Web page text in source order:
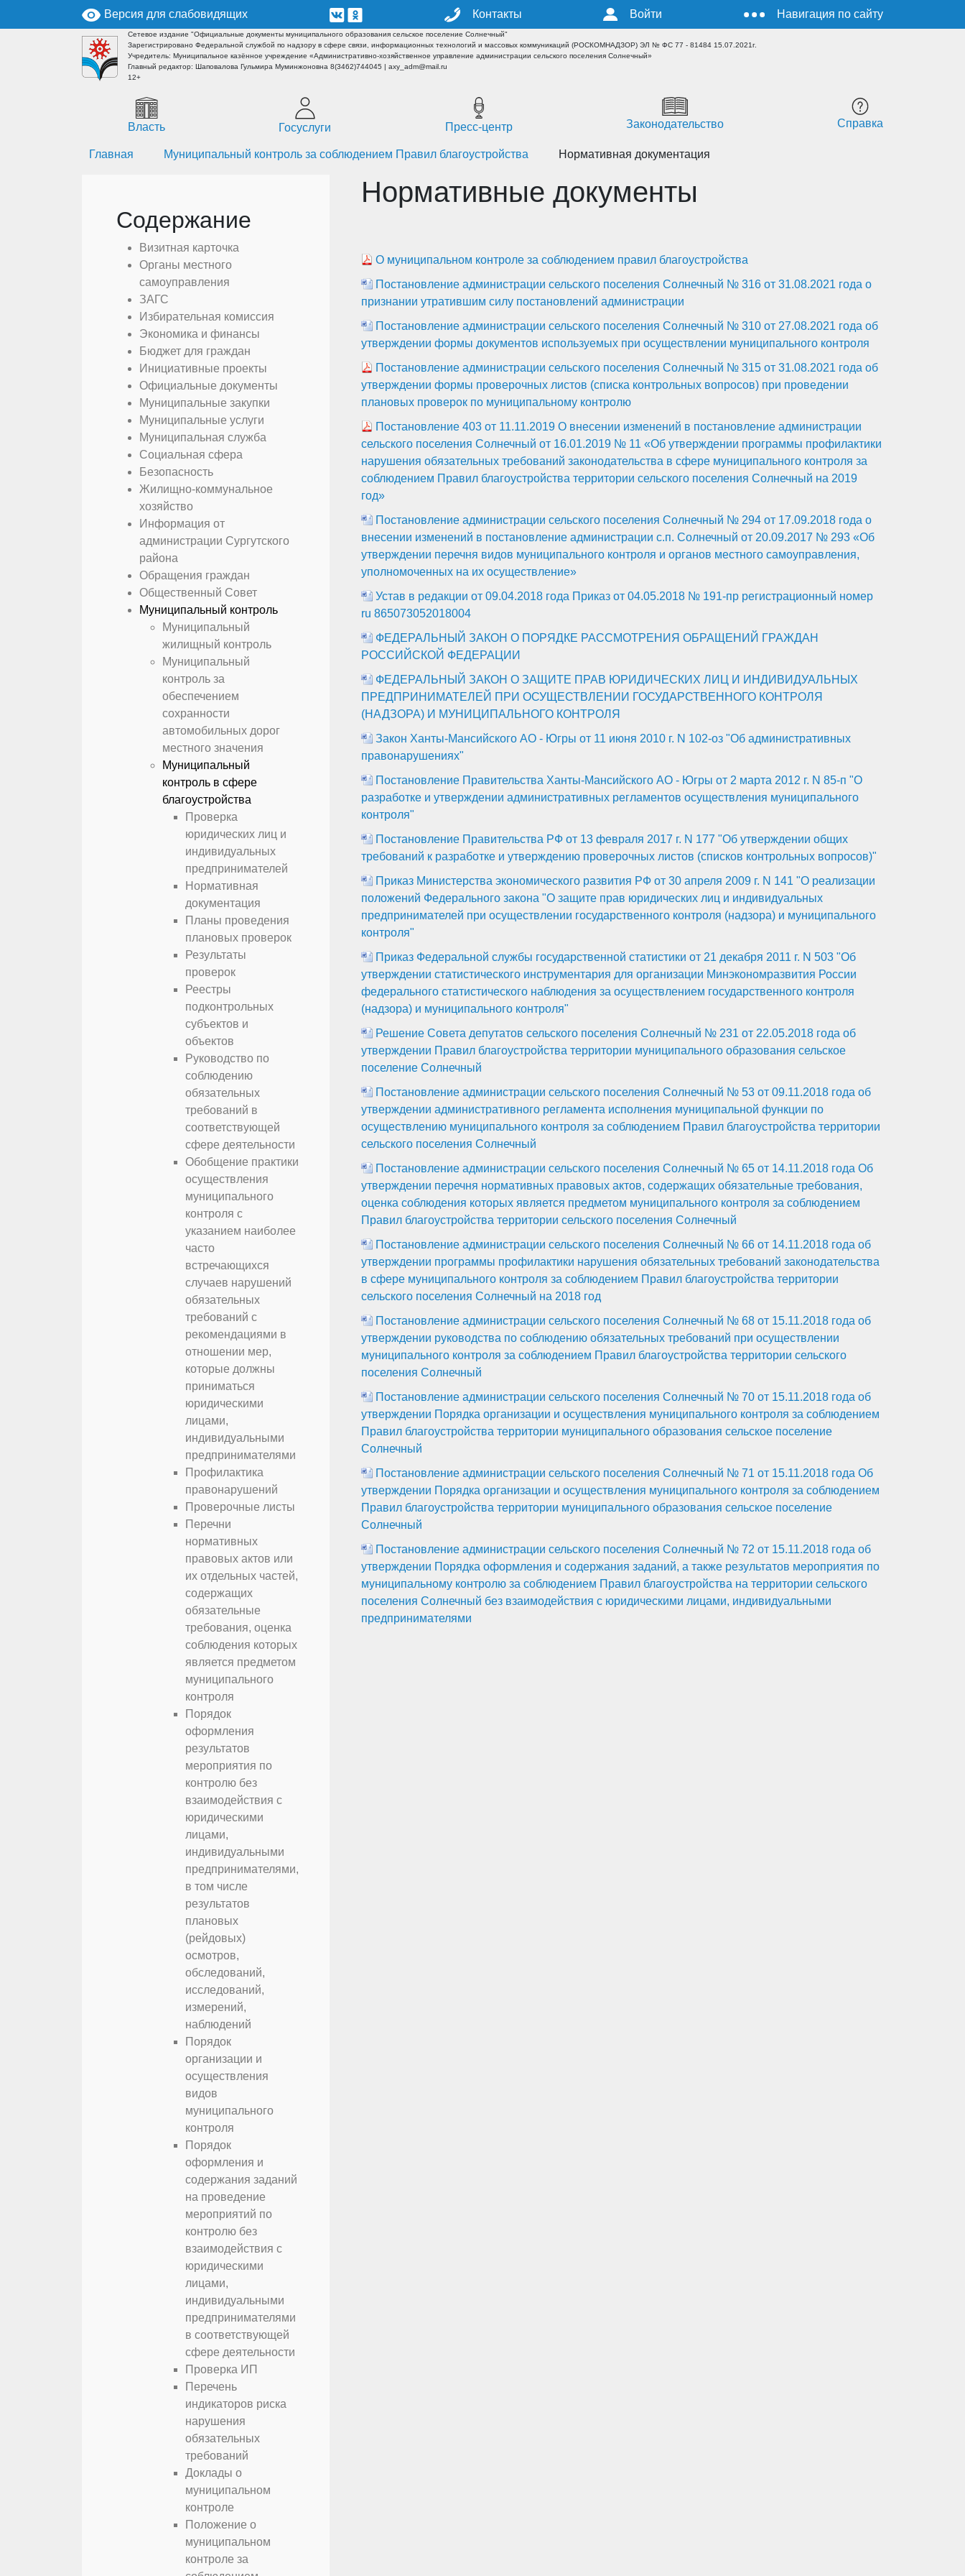
Версия для слабовидящих Контакты Войти Навигация по сайту
Сетевое издание "Официальные документы муниципального образования сельское поселение Солнечный"
Зарегистрировано Федеральной службой по надзору в сфере связи, информационных технологий и массовых коммуникаций (РОСКОМНАДЗОР) ЭЛ № ФС 77 - 81484 15.07.2021г.
Учредитель: Муниципальное казённое учреждение «Административно-хозяйственное управление администрации сельского поселения Солнечный»
Главный редактор: Шаповалова Гульмира Муминжоновна 8(3462)744045 | axy_adm@mail.ru
12+
Власть Госуслуги Пресс-центр Законодательство Справка
Главная Муниципальный контроль за соблюдением Правил благоустройства Нормативная документация
Нормативные документы
О муниципальном контроле за соблюдением правил благоустройства
Постановление администрации сельского поселения Солнечный № 316 от 31.08.2021 года о
признании утратившим силу постановлений администрации
Постановление администрации сельского поселения Солнечный № 310 от 27.08.2021 года об
утверждении формы документов используемых при осуществлении муниципального контроля
Постановление администрации сельского поселения Солнечный № 315 от 31.08.2021 года об
утверждении формы проверочных листов (списка контрольных вопросов) при проведении
плановых проверок по муниципальному контролю
Постановление 403 от 11.11.2019 О внесении изменений в постановление администрации
сельского поселения Солнечный от 16.01.2019 № 11 «Об утверждении программы профилактики
нарушения обязательных требований законодательства в сфере муниципального контроля за
соблюдением Правил благоустройства территории сельского поселения Солнечный на 2019
год»
Постановление администрации сельского поселения Солнечный № 294 от 17.09.2018 года о
внесении изменений в постановление администрации с.п. Солнечный от 20.09.2017 № 293 «Об
утверждении перечня видов муниципального контроля и органов местного самоуправления,
уполномоченных на их осуществление»
Устав в редакции от 09.04.2018 года Приказ от 04.05.2018 № 191-пр регистрационный номер
ru 865073052018004
ФЕДЕРАЛЬНЫЙ ЗАКОН О ПОРЯДКЕ РАССМОТРЕНИЯ ОБРАЩЕНИЙ ГРАЖДАН
РОССИЙСКОЙ ФЕДЕРАЦИИ
ФЕДЕРАЛЬНЫЙ ЗАКОН О ЗАЩИТЕ ПРАВ ЮРИДИЧЕСКИХ ЛИЦ И ИНДИВИДУАЛЬНЫХ
ПРЕДПРИНИМАТЕЛЕЙ ПРИ ОСУЩЕСТВЛЕНИИ ГОСУДАРСТВЕННОГО КОНТРОЛЯ
(НАДЗОРА) И МУНИЦИПАЛЬНОГО КОНТРОЛЯ
Закон Ханты-Мансийского АО - Югры от 11 июня 2010 г. N 102-оз "Об административных
правонарушениях"
Постановление Правительства Ханты-Мансийского АО - Югры от 2 марта 2012 г. N 85-п "О
разработке и утверждении административных регламентов осуществления муниципального
контроля"
Постановление Правительства РФ от 13 февраля 2017 г. N 177 "Об утверждении общих
требований к разработке и утверждению проверочных листов (списков контрольных вопросов)"
Приказ Министерства экономического развития РФ от 30 апреля 2009 г. N 141 "О реализации
положений Федерального закона "О защите прав юридических лиц и индивидуальных
предпринимателей при осуществлении государственного контроля (надзора) и муниципального
контроля"
Приказ Федеральной службы государственной статистики от 21 декабря 2011 г. N 503 "Об
утверждении статистического инструментария для организации Минэкономразвития России
федерального статистического наблюдения за осуществлением государственного контроля
(надзора) и муниципального контроля"
Решение Совета депутатов сельского поселения Солнечный № 231 от 22.05.2018 года об
утверждении Правил благоустройства территории муниципального образования сельское
поселение Солнечный
Постановление администрации сельского поселения Солнечный № 53 от 09.11.2018 года об
утверждении административного регламента исполнения муниципальной функции по
осуществлению муниципального контроля за соблюдением Правил благоустройства территории
сельского поселения Солнечный
Постановление администрации сельского поселения Солнечный № 65 от 14.11.2018 года Об
утверждении перечня нормативных правовых актов, содержащих обязательные требования,
оценка соблюдения которых является предметом муниципального контроля за соблюдением
Правил благоустройства территории сельского поселения Солнечный
Постановление администрации сельского поселения Солнечный № 66 от 14.11.2018 года об
утверждении программы профилактики нарушения обязательных требований законодательства
в сфере муниципального контроля за соблюдением Правил благоустройства территории
сельского поселения Солнечный на 2018 год
Постановление администрации сельского поселения Солнечный № 68 от 15.11.2018 года об
утверждении руководства по соблюдению обязательных требований при осуществлении
муниципального контроля за соблюдением Правил благоустройства территории сельского
поселения Солнечный
Постановление администрации сельского поселения Солнечный № 70 от 15.11.2018 года об
утверждении Порядка организации и осуществления муниципального контроля за соблюдением
Правил благоустройства территории муниципального образования сельское поселение
Солнечный
Постановление администрации сельского поселения Солнечный № 71 от 15.11.2018 года Об
утверждении Порядка организации и осуществления муниципального контроля за соблюдением
Правил благоустройства территории муниципального образования сельское поселение
Солнечный
Постановление администрации сельского поселения Солнечный № 72 от 15.11.2018 года об
утверждении Порядка оформления и содержания заданий, а также результатов мероприятия по
муниципальному контролю за соблюдением Правил благоустройства на территории сельского
поселения Солнечный без взаимодействия с юридическими лицами, индивидуальными
предпринимателями
Содержание
Визитная карточка
Органы местного
самоуправления
ЗАГС
Избирательная комиссия
Экономика и финансы
Бюджет для граждан
Инициативные проекты
Официальные документы
Муниципальные закупки
Муниципальные услуги
Муниципальная служба
Социальная сфера
Безопасность
Жилищно-коммунальное
хозяйство
Информация от
администрации Сургутского
района
Обращения граждан
Общественный Совет
Муниципальный контроль
Муниципальный
жилищный контроль
Муниципальный
контроль за
обеспечением
сохранности
автомобильных дорог
местного значения
Муниципальный
контроль в сфере
благоустройства
Проверка
юридических лиц и
индивидуальных
предпринимателей
Нормативная
документация
Планы проведения
плановых проверок
Результаты
проверок
Реестры
подконтрольных
субъектов и
объектов
Руководство по
соблюдению
обязательных
требований в
соответствующей
сфере деятельности
Обобщение практики
осуществления
муниципального
контроля с
указанием наиболее
часто
встречающихся
случаев нарушений
обязательных
требований с
рекомендациями в
отношении мер,
которые должны
приниматься
юридическими
лицами,
индивидуальными
предпринимателями
Профилактика
правонарушений
Проверочные листы
Перечни
нормативных
правовых актов или
их отдельных частей,
содержащих
обязательные
требования, оценка
соблюдения которых
является предметом
муниципального
контроля
Порядок
оформления
результатов
мероприятия по
контролю без
взаимодействия с
юридическими
лицами,
индивидуальными
предпринимателями,
в том числе
результатов
плановых
(рейдовых)
осмотров,
обследований,
исследований,
измерений,
наблюдений
Порядок
организации и
осуществления
видов
муниципального
контроля
Порядок
оформления и
содержания заданий
на проведение
мероприятий по
контролю без
взаимодействия с
юридическими
лицами,
индивидуальными
предпринимателями
в соответствующей
сфере деятельности
Проверка ИП
Перечень
индикаторов риска
нарушения
обязательных
требований
Доклады о
муниципальном
контроле
Положение о
муниципальном
контроле за